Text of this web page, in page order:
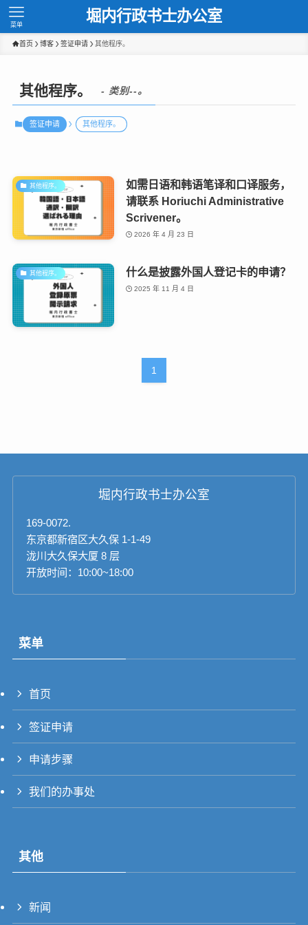
堀内行政书士办公室
菜单
首页 博客 签证申请 其他程序。
其他程序。 - 类别--。
签证申请 其他程序。
其他程序。
如需日语和韩语笔译和口译服务，
请联系 Horiuchi Administrative
Scrivener。
2026 年 4 月 23 日
其他程序。 什么是披露外国人登记卡的申请？
2025 年 11 月 4 日
1
堀内行政书士办公室
169-0072.
东京都新宿区大久保 1-1-49
泷川大久保大厦 8 层
开放时间：10:00~18:00
菜单
首页
签证申请
申请步骤
我们的办事处
其他
新闻
TH
PT_BR